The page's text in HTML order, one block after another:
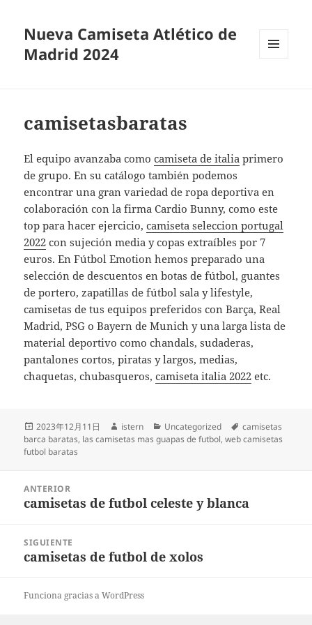
Nueva Camiseta Atlético de
Madrid 2024
camisetasbaratas
El equipo avanzaba comocamiseta de italia primero
de grupo. En su catálogo también podemos
encontrar una gran variedad de ropa deportiva en
colaboración con la firma Cardio Bunny, como este
top para hacer ejercicio,camiseta seleccion portugal
2022 con sujeción media y copas extraíbles por 7
euros. En Fútbol Emotion hemos preparado una
selección de descuentos en botas de fútbol, guantes
de portero, zapatillas de fútbol sala y lifestyle,
camisetas de tus equipos preferidos con Barça, Real
Madrid, PSG o Bayern de Munich y una larga lista de
material deportivo como chandals, sudaderas,
pantalones cortos, piratas y largos, medias,
chaquetas, chubasqueros,camiseta italia 2022 etc.
Publicado
el
2023年12月11日 Autor
istern Categorías
Uncategorized Etiquetas
camisetas
barca baratas, las camisetas mas guapas de futbol,web camisetas
futbol baratas
entradas
ANTERIOR
Entrada
camisetas de futbol celeste y blanca
SIGUIENTE
Entrada
camisetas de futbol de xolos
Funciona gracias a WordPress